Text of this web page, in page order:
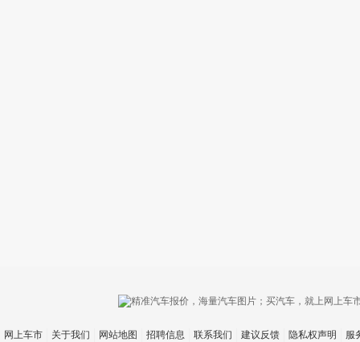
网上车市 关于我们 网站地图 招聘信息 联系我们 建议反馈 隐私权声明
服